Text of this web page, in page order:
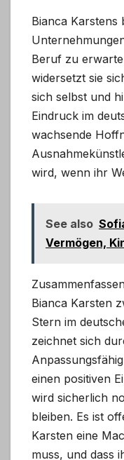
Bianca Karstens
Beruf zu
widersetzt sie
sich selbst und
Eindruck im
wachsende
wird, wenn ihr
See also
Vermögen,
Bianca Karsten
Stern im
zeichnet sich
einen positiven
wird sicherlich
bleiben. Es ist
Karsten eine
muss, und dass